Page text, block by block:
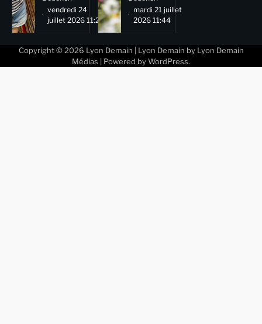
vendredi 24
juillet 2026 11:29
mardi 21 juillet
2026 11:44
Copyright © 2026 Lyon Demain | Lyon Demain by Lyon Demain
Médias | Powered by WordPress.